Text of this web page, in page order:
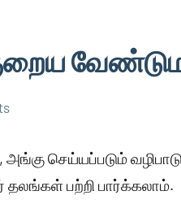
அங்கு செய்யப்படும்
பற்றி பார்க்கலாம்.